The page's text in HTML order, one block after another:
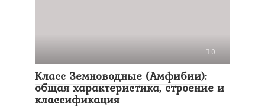
0
Класс Земноводные (Амфибии):
общая характеристика, строение и
классификация